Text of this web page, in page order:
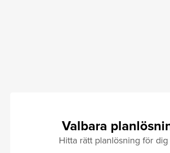
Valbara
Hitta rätt planlösning för